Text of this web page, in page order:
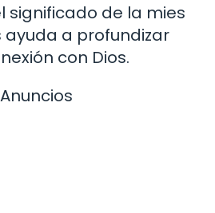
significado de la mies
ayuda a profundizar
con Dios.
Anuncios